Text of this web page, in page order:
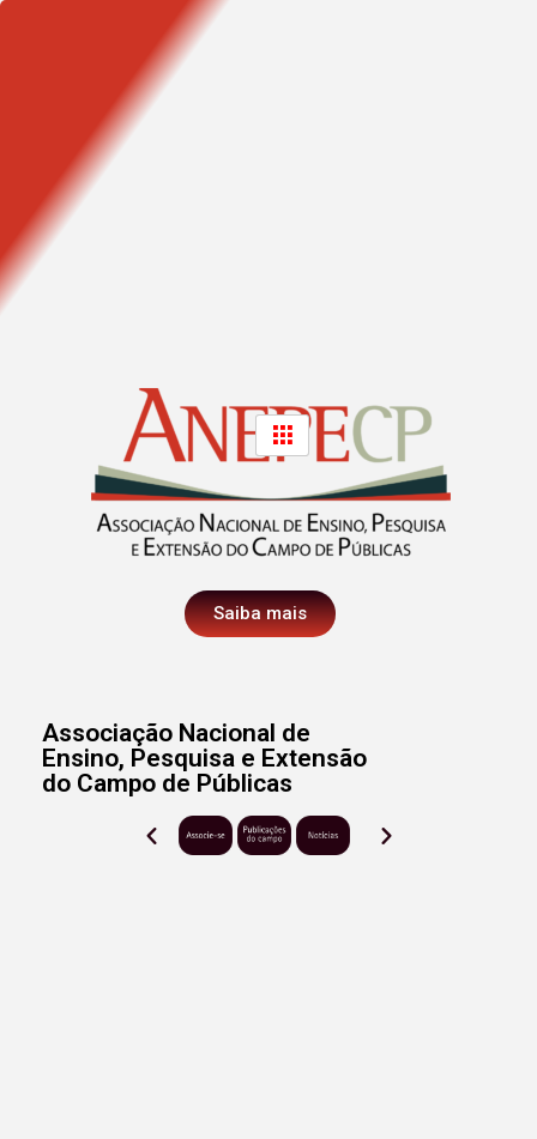
Saiba mais
Associação Nacional de
Ensino, Pesquisa e Extensão
do Campo de Públicas